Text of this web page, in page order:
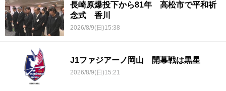
長崎原爆投下から81年 高松市で平和祈
念式 香川
2026/8/9(日)15:38
J1ファジアーノ岡山 開幕戦は黒星
2026/8/9(日)15:21